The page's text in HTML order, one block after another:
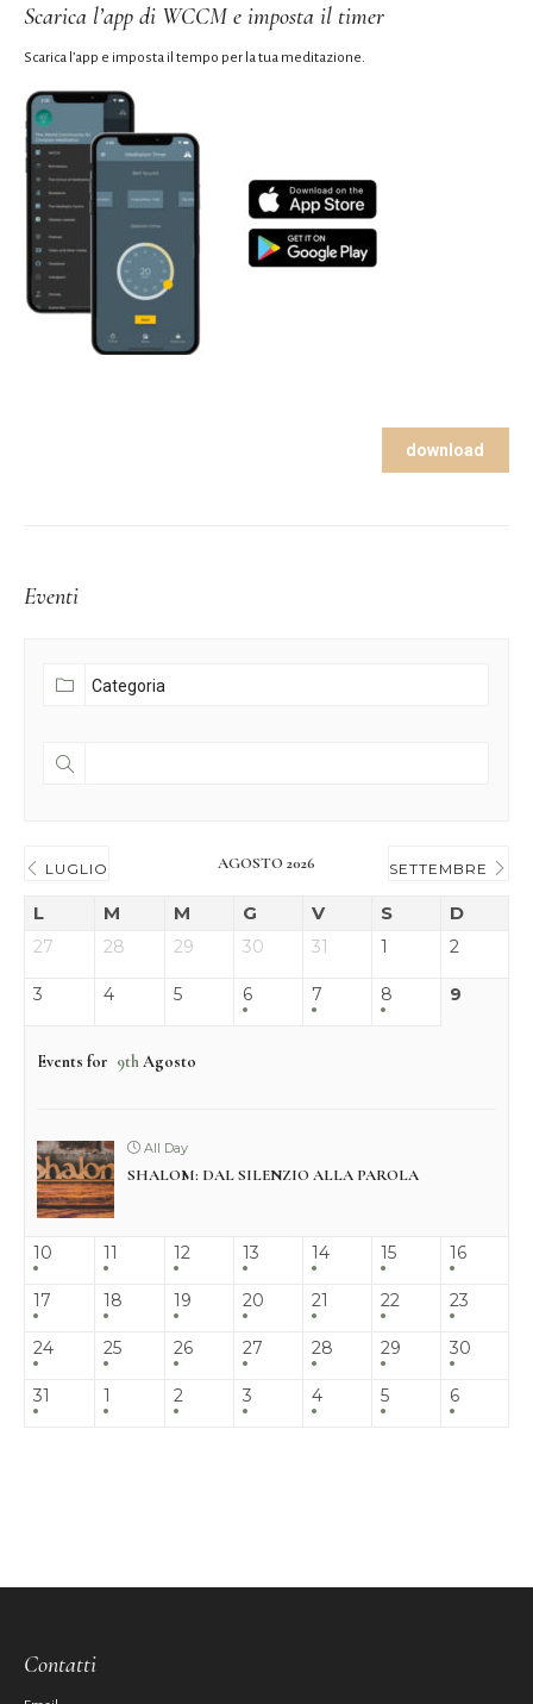
Scarica l’app di WCCM e imposta il timer
Scarica l’app e imposta il tempo per la tua meditazione.
download
Eventi
LUGLIO AGOSTO 2026 SETTEMBRE
L M M G V S D
27 28 29 30 31 1 2
3 4 5 6 7 8 9
Events for 9thAgosto
All Day
SHALOM: DAL SILENZIO ALLA PAROLA
10 11 12 13 14 15 16
17 18 19 20 21 22 23
24 25 26 27 28 29 30
31 1 2 3 4 5 6
Contatti